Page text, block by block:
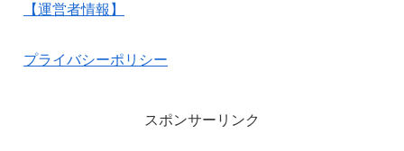
【運営者情報】
プライバシーポリシー
スポンサーリンク